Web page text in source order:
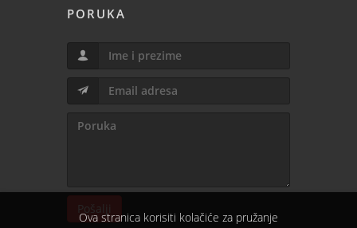
PORUKA
Pošalji
Ova stranica korisiti kolačiće za pružanje